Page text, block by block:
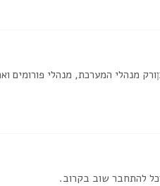
ורק מנהלי המערכת, מנהלי פורומים
להתחבר שוב בקרוב.